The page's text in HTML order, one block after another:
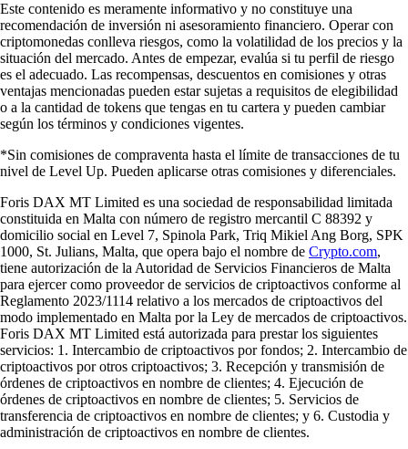
Este contenido es meramente informativo y no constituye una
recomendación de inversión ni asesoramiento financiero. Operar con
criptomonedas conlleva riesgos, como la volatilidad de los precios y la
situación del mercado. Antes de empezar, evalúa si tu perfil de riesgo
es el adecuado. Las recompensas, descuentos en comisiones y otras
ventajas mencionadas pueden estar sujetas a requisitos de elegibilidad
o a la cantidad de tokens que tengas en tu cartera y pueden cambiar
según los términos y condiciones vigentes.
*Sin comisiones de compraventa hasta el límite de transacciones de tu
nivel de Level Up. Pueden aplicarse otras comisiones y diferenciales.
Foris DAX MT Limited es una sociedad de responsabilidad limitada
constituida en Malta con número de registro mercantil C 88392 y
domicilio social en Level 7, Spinola Park, Triq Mikiel Ang Borg, SPK
1000, St. Julians, Malta, que opera bajo el nombre de Crypto.com,
tiene autorización de la Autoridad de Servicios Financieros de Malta
para ejercer como proveedor de servicios de criptoactivos conforme al
Reglamento 2023/1114 relativo a los mercados de criptoactivos del
modo implementado en Malta por la Ley de mercados de criptoactivos.
Foris DAX MT Limited está autorizada para prestar los siguientes
servicios: 1. Intercambio de criptoactivos por fondos; 2. Intercambio de
criptoactivos por otros criptoactivos; 3. Recepción y transmisión de
órdenes de criptoactivos en nombre de clientes; 4. Ejecución de
órdenes de criptoactivos en nombre de clientes; 5. Servicios de
transferencia de criptoactivos en nombre de clientes; y 6. Custodia y
administración de criptoactivos en nombre de clientes.